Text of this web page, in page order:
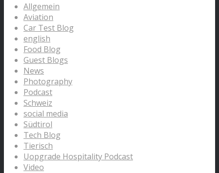
Allgemein
Aviation
Car Test Blog
english
Food Blog
Guest Blogs
News
Photography
Podcast
Schweiz
social media
Südtirol
Tech Blog
Tierisch
Uopgrade Hospitality Podcast
Video